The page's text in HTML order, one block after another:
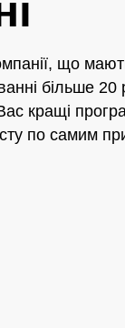
що
більше 20
кращі
по самим